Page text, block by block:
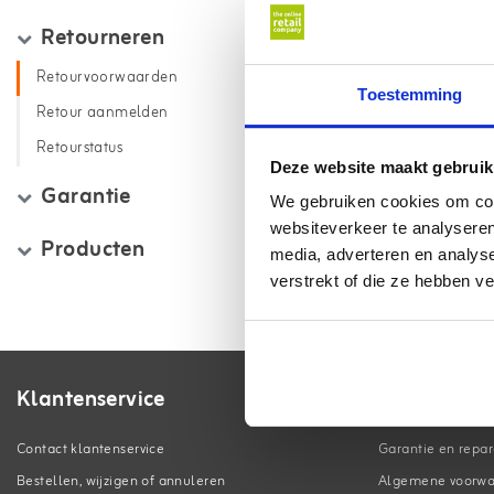
Toestemming
Deze website maakt
We gebruiken cookies om
websiteverkeer te
media, adverteren en
verstrekt of die ze hebben
Retourneren
Retourvoorwaarden
Retour aanmelden
Retourstatus
Garantie
Producten
Klantenservice
Contact klantenservice
Bestellen, wijzigen of annuleren
Garantie en
Algemene